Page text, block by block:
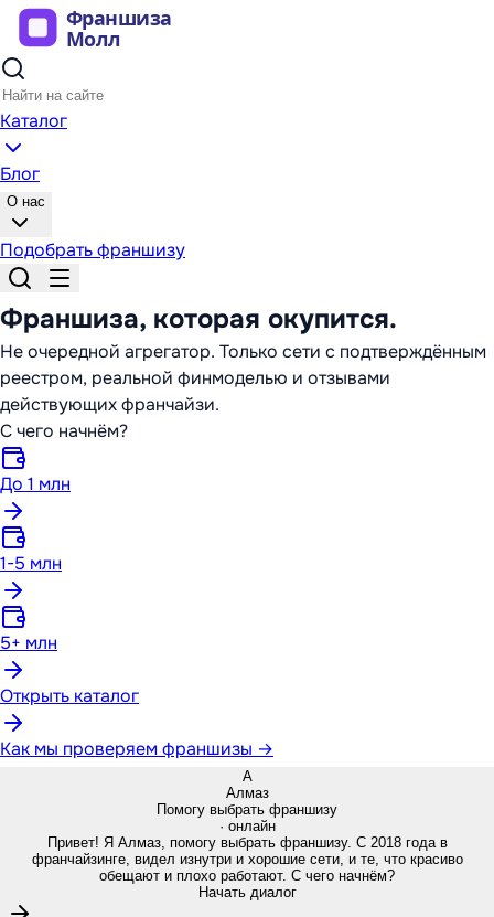
Каталог
Блог
О нас
Подобрать франшизу
Франшиза, которая окупится.
Не очередной агрегатор. Только сети с подтверждённым
реестром, реальной финмоделью и отзывами
действующих франчайзи.
С чего начнём?
До 1 млн
1-5 млн
5+ млн
Открыть каталог
Как мы проверяем франшизы →
А
Алмаз
Помогу выбрать франшизу
· онлайн
Привет! Я Алмаз, помогу выбрать франшизу. С 2018 года в
франчайзинге, видел изнутри и хорошие сети, и те, что красиво
обещают и плохо работают. С чего начнём?
Начать диалог